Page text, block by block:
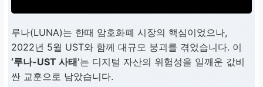
루나(LUNA)는 한때 암호화폐 시장의 핵심이었으나,
2022년 5월 UST와 함께 대규모 붕괴를 겪었습니다. 이
‘루나-UST 사태’는 디지털 자산의 위험성을 일깨운 값비
싼 교훈으로 남았습니다.